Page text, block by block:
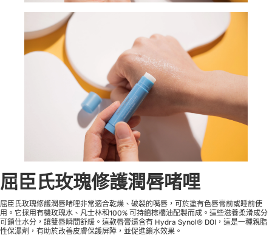
屈臣氏玫瑰修護潤唇啫哩
屈臣氏玫瑰修護潤唇啫哩非常適合乾燥、破裂的嘴唇，可於塗有色唇膏前或睡前使
用。它採用有機玫瑰水、凡士林和100% 可持續棕櫚油配製而成。這些滋養柔滑成分
可鎖住水分，讓雙唇瞬間舒緩。這款唇膏還含有 Hydra Synol® DOI，這是一種親脂
性保濕劑，有助於改善皮膚保護屏障，並促進鎖水效果。